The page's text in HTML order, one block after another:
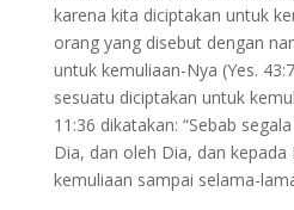
karena kita diciptakan untuk
orang yang disebut dengan
untuk kemuliaan-Nya (Yes.
sesuatu diciptakan untuk
11:36 dikatakan: “Sebab
Dia, dan oleh Dia, dan kepada
kemuliaan sampai selama-